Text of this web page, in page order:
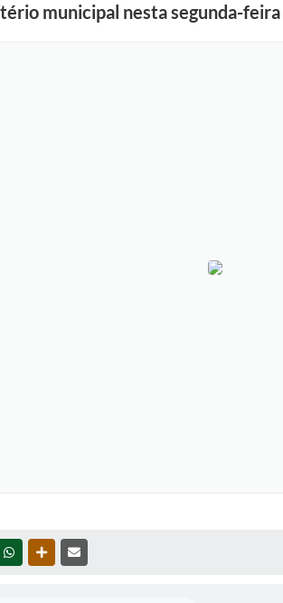
municipal nesta segunda-feira
WHATSAPPOUTRAS MÍDIAS